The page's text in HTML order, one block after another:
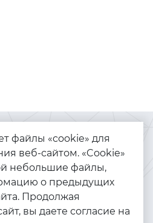
Каталог
Браслеты
Золото
Серебро
файлы «cookie» для
веб-сайтом. «Cookie»
небольшие файлы,
о предыдущих
Продолжая
вы даете согласие на